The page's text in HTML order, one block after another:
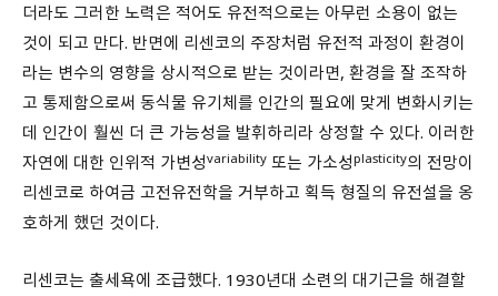
더라도 그러한 노력은 적어도 유전적으로는 아무런 소용이 없는
것이 되고 만다. 반면에 리센코의 주장처럼 유전적 과정이 환경이
라는 변수의 영향을 상시적으로 받는 것이라면, 환경을 잘 조작하
고 통제함으로써 동식물 유기체를 인간의 필요에 맞게 변화시키는
데 인간이 훨씬 더 큰 가능성을 발휘하리라 상정할 수 있다. 이러한
자연에 대한 인위적 가변성variability 또는 가소성plasticity의 전망이
리센코로 하여금 고전유전학을 거부하고 획득 형질의 유전설을 옹
호하게 했던 것이다.
리센코는 출세욕에 조급했다. 1930년대 소련의 대기근을 해결할